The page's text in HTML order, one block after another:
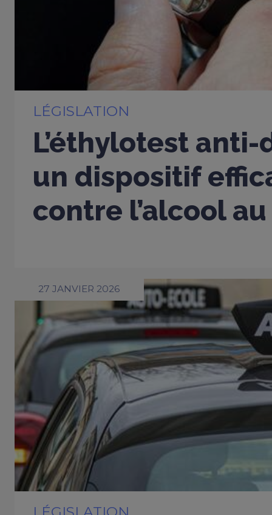
LÉGISLATION
L’éthylotest
un dispositif
contre l’alcool
27 JANVIER 2026